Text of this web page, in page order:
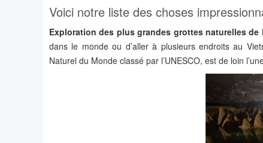
Voici notre liste des choses
Exploration des plus grandes grottes naturelles de
dans le monde ou d’aller à plusieurs endroits au
Naturel du Monde classé par l’UNESCO, est de loin